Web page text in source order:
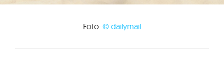
Foto: © dailymail